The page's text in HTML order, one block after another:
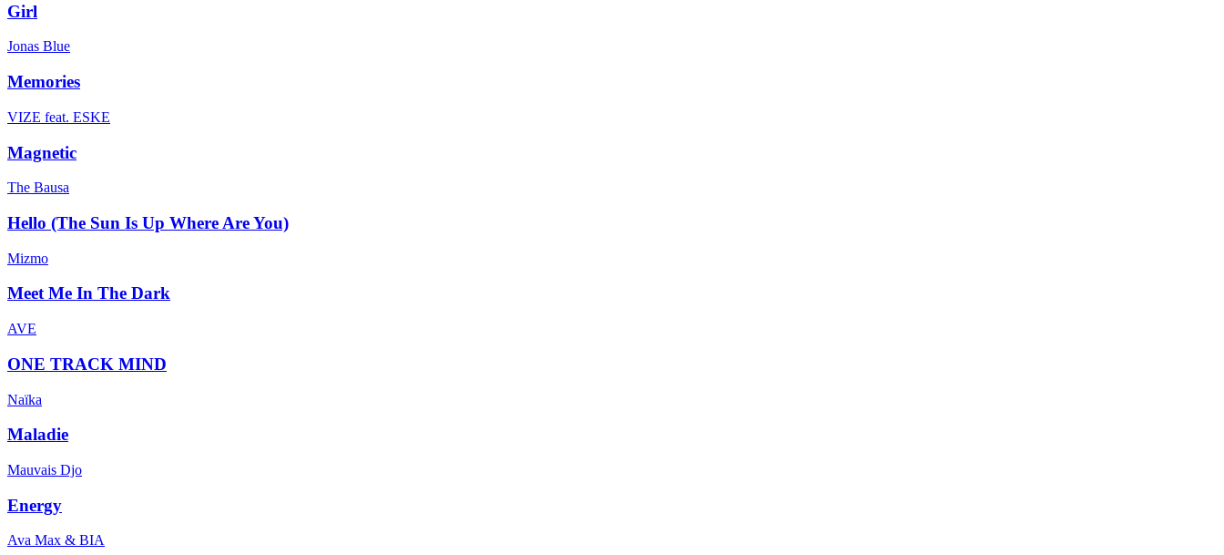
Girl
Jonas Blue
Memories
VIZE feat. ESKE
Magnetic
The Bausa
Hello (The Sun Is Up Where Are You)
Mizmo
Meet Me In The Dark
AVE
ONE TRACK MIND
Naïka
Maladie
Mauvais Djo
Energy
Ava Max & BIA